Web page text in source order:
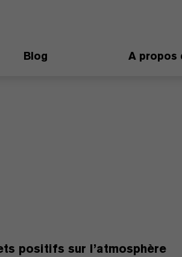
Blog A propos
positifs sur l’atmosphère